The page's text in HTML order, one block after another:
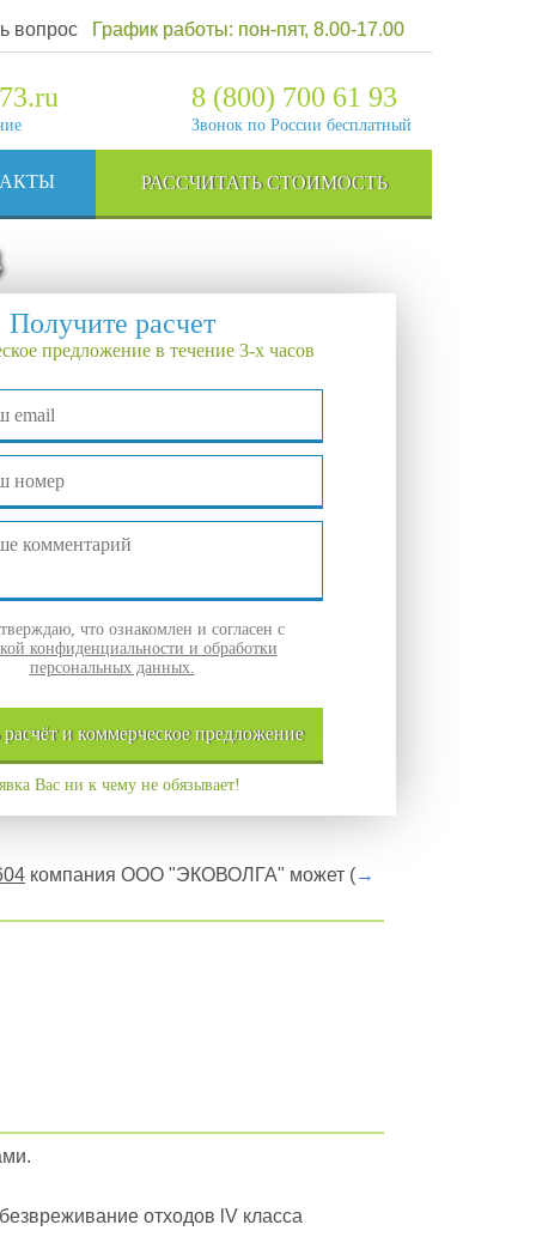
вопрос График работы: пон-пят, 8.00-17.00
8 (800) 700 61 93
Звонок по России бесплатный
РАССЧИТАТЬ СТОИМОСТЬ
Получите расчет
предложение в течение 3-х часов
что ознакомлен и согласен с
конфиденциальности и обработки
персональных данных.
расчёт и коммерческоепредложение
Вас ни к чему не обязывает!
компания ООО "ЭКОВОЛГА" может (→
отходов lV класса